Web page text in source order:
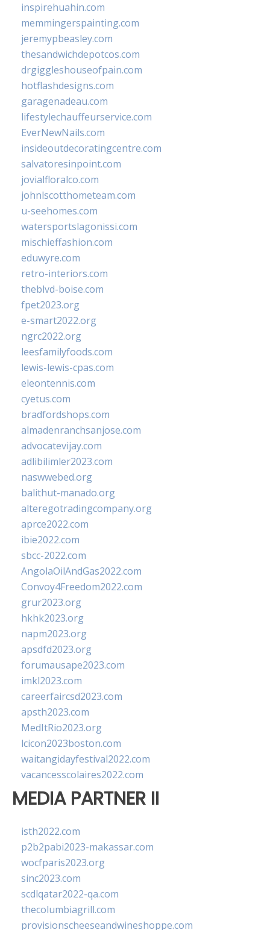
inspirehuahin.com
memmingerspainting.com
jeremypbeasley.com
thesandwichdepotcos.com
drgiggleshouseofpain.com
hotflashdesigns.com
garagenadeau.com
lifestylechauffeurservice.com
EverNewNails.com
insideoutdecoratingcentre.com
salvatoresinpoint.com
jovialfloralco.com
johnlscotthometeam.com
u-seehomes.com
watersportslagonissi.com
mischieffashion.com
eduwyre.com
retro-interiors.com
theblvd-boise.com
fpet2023.org
e-smart2022.org
ngrc2022.org
leesfamilyfoods.com
lewis-lewis-cpas.com
eleontennis.com
cyetus.com
bradfordshops.com
almadenranchsanjose.com
advocatevijay.com
adlibilimler2023.com
naswwebed.org
balithut-manado.org
alteregotradingcompany.org
aprce2022.com
ibie2022.com
sbcc-2022.com
AngolaOilAndGas2022.com
Convoy4Freedom2022.com
grur2023.org
hkhk2023.org
napm2023.org
apsdfd2023.org
forumausape2023.com
imkl2023.com
careerfaircsd2023.com
apsth2023.com
MedItRio2023.org
lcicon2023boston.com
waitangidayfestival2022.com
vacancesscolaires2022.com
MEDIA PARTNER II
isth2022.com
p2b2pabi2023-makassar.com
wocfparis2023.org
sinc2023.com
scdlqatar2022-qa.com
thecolumbiagrill.com
provisionscheeseandwineshoppe.com